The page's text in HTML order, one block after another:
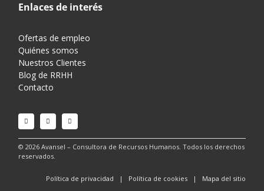
Enlaces de interés
Ofertas de empleo
Quiénes somos
Nuestros Clientes
Blog de RRHH
Contacto
© 2026 Avansel – Consultora de Recursos Humanos. Todos los derechos
reservados.
Política de privacidad | Política de cookies| Mapa del sitio